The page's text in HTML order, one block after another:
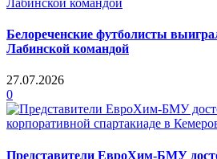
Белореченские футболисты
Лабинской командой
27.07.2026
0
Представители ЕвроХим-БМУ